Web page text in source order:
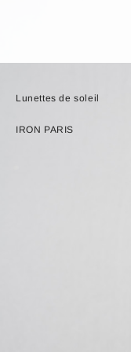
Lunettes de soleil
IRON PARIS